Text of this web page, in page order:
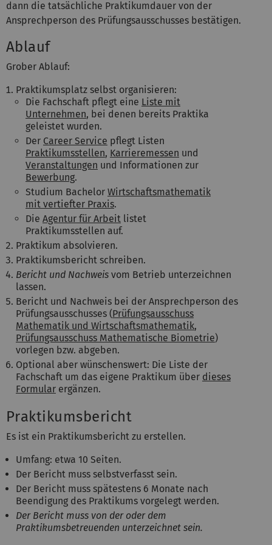
dann die tatsächliche Praktikumdauer von der
Ansprechperson des Prüfungsausschusses bestätigen.
Ablauf
Grober Ablauf:
Praktikumsplatz selbst organisieren:
Die Fachschaft pflegt eine Liste mit
Unternehmen, bei denen bereits Praktika
geleistet wurden.
Der Career Service pflegt Listen
Praktikumsstellen, Karrieremessen und
Veranstaltungen und Informationen zur
Bewerbung.
Studium Bachelor Wirtschaftsmathematik
mit vertiefter Praxis.
Die Agentur für Arbeit listet
Praktikumsstellen auf.
Praktikum absolvieren.
Praktikumsbericht schreiben.
Bericht und Nachweis vom Betrieb unterzeichnen
lassen.
Bericht und Nachweis bei der Ansprechperson des
Prüfungsausschusses (Prüfungsausschuss
Mathematik und Wirtschaftsmathematik,
Prüfungsausschuss Mathematische Biometrie)
vorlegen bzw. abgeben.
Optional aber wünschenswert: Die Liste der
Fachschaft um das eigene Praktikum über dieses
Formular ergänzen.
Praktikumsbericht
Es ist ein Praktikumsbericht zu erstellen.
Umfang: etwa 10 Seiten.
Der Bericht muss selbstverfasst sein.
Der Bericht muss spätestens 6 Monate nach
Beendigung des Praktikums vorgelegt werden.
Der Bericht muss von der oder dem
Praktikumsbetreuenden unterzeichnet sein.